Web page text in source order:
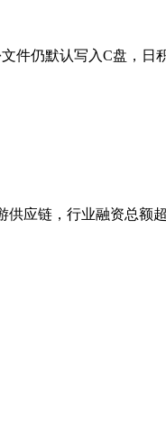
件仍默认写入C盘，
应链，行业融资总额